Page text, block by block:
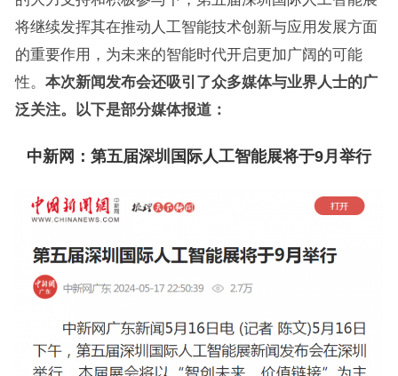
将继续发挥其在推动人工智能技术创新与应用发展方面
的重要作用，为未来的智能时代开启更加广阔的可能
性。 本次新闻发布会还吸引了众多媒体与业界人士的广
泛关注。以下是部分媒体报道：
中新网： 第五届深圳国际人工智能展将于9月举行